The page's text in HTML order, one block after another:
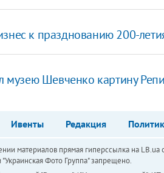
к празднованию 200-
Шевченко картину
Ивенты Редакция
материалов прямая гиперссылка на
"Украинская Фото Группа" запрещено.